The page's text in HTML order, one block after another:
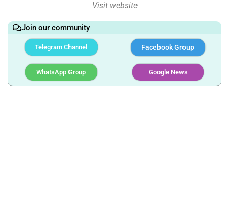
Visit website
Join our community
Telegram Channel Facebook Group
WhatsApp Group Google News